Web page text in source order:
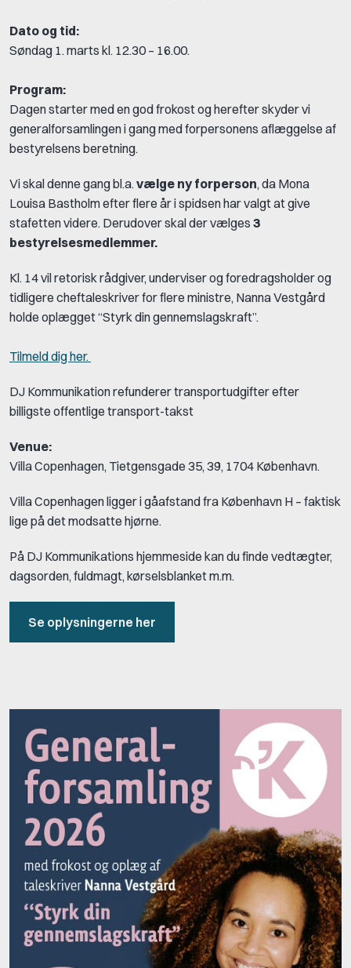
Dato og tid:
Søndag 1. marts kl. 12.30 – 16.00.
Program:
Dagen starter med en god frokost og herefter skyder vi
generalforsamlingen i gang med forpersonens aflæggelse af
bestyrelsens beretning.
Vi skal denne gang bl.a. vælge ny forperson, da Mona
Louisa Bastholm efter flere år i spidsen har valgt at give
stafetten videre. Derudover skal der vælges 3
bestyrelsesmedlemmer.
Kl. 14 vil retorisk rådgiver, underviser og foredragsholder og
tidligere cheftaleskriver for flere ministre, Nanna Vestgård
holde oplægget “Styrk din gennemslagskraft”.
Tilmeld dig her.
DJ Kommunikation refunderer transportudgifter efter
billigste offentlige transport-takst
Venue:
Villa Copenhagen, Tietgensgade 35, 39, 1704 København.
Villa Copenhagen ligger i gåafstand fra København H – faktisk
lige på det modsatte hjørne.
På DJ Kommunikations hjemmeside kan du finde vedtægter,
dagsorden, fuldmagt, kørselsblanket m.m.
Se oplysningerne her